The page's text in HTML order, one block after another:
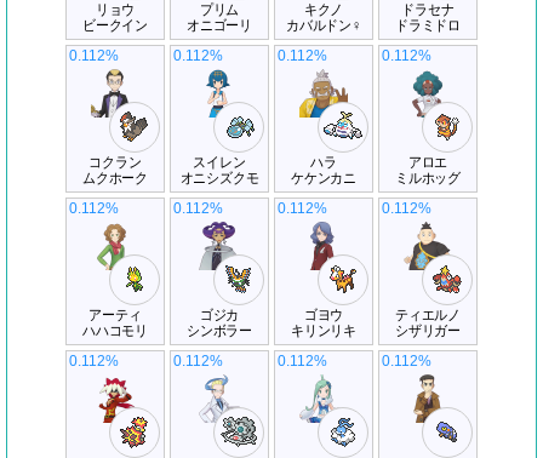
リョウ
ビークイン
プリム
オニゴーリ
キクノ
カバルドン♀
ドラセナ
ドラミドロ
コクラン
ムクホーク
0.112%
スイレン
オニシズクモ
0.112%
ハラ
ケケンカニ
0.112%
アロエ
ミルホッグ
0.112%
アーティ
ハハコモリ
0.112%
ゴジカ
シンボラー
0.112%
ゴヨウ
キリンリキ
0.112%
ティエルノ
シザリガー
0.112%
0.112% 0.112% 0.112% 0.112%